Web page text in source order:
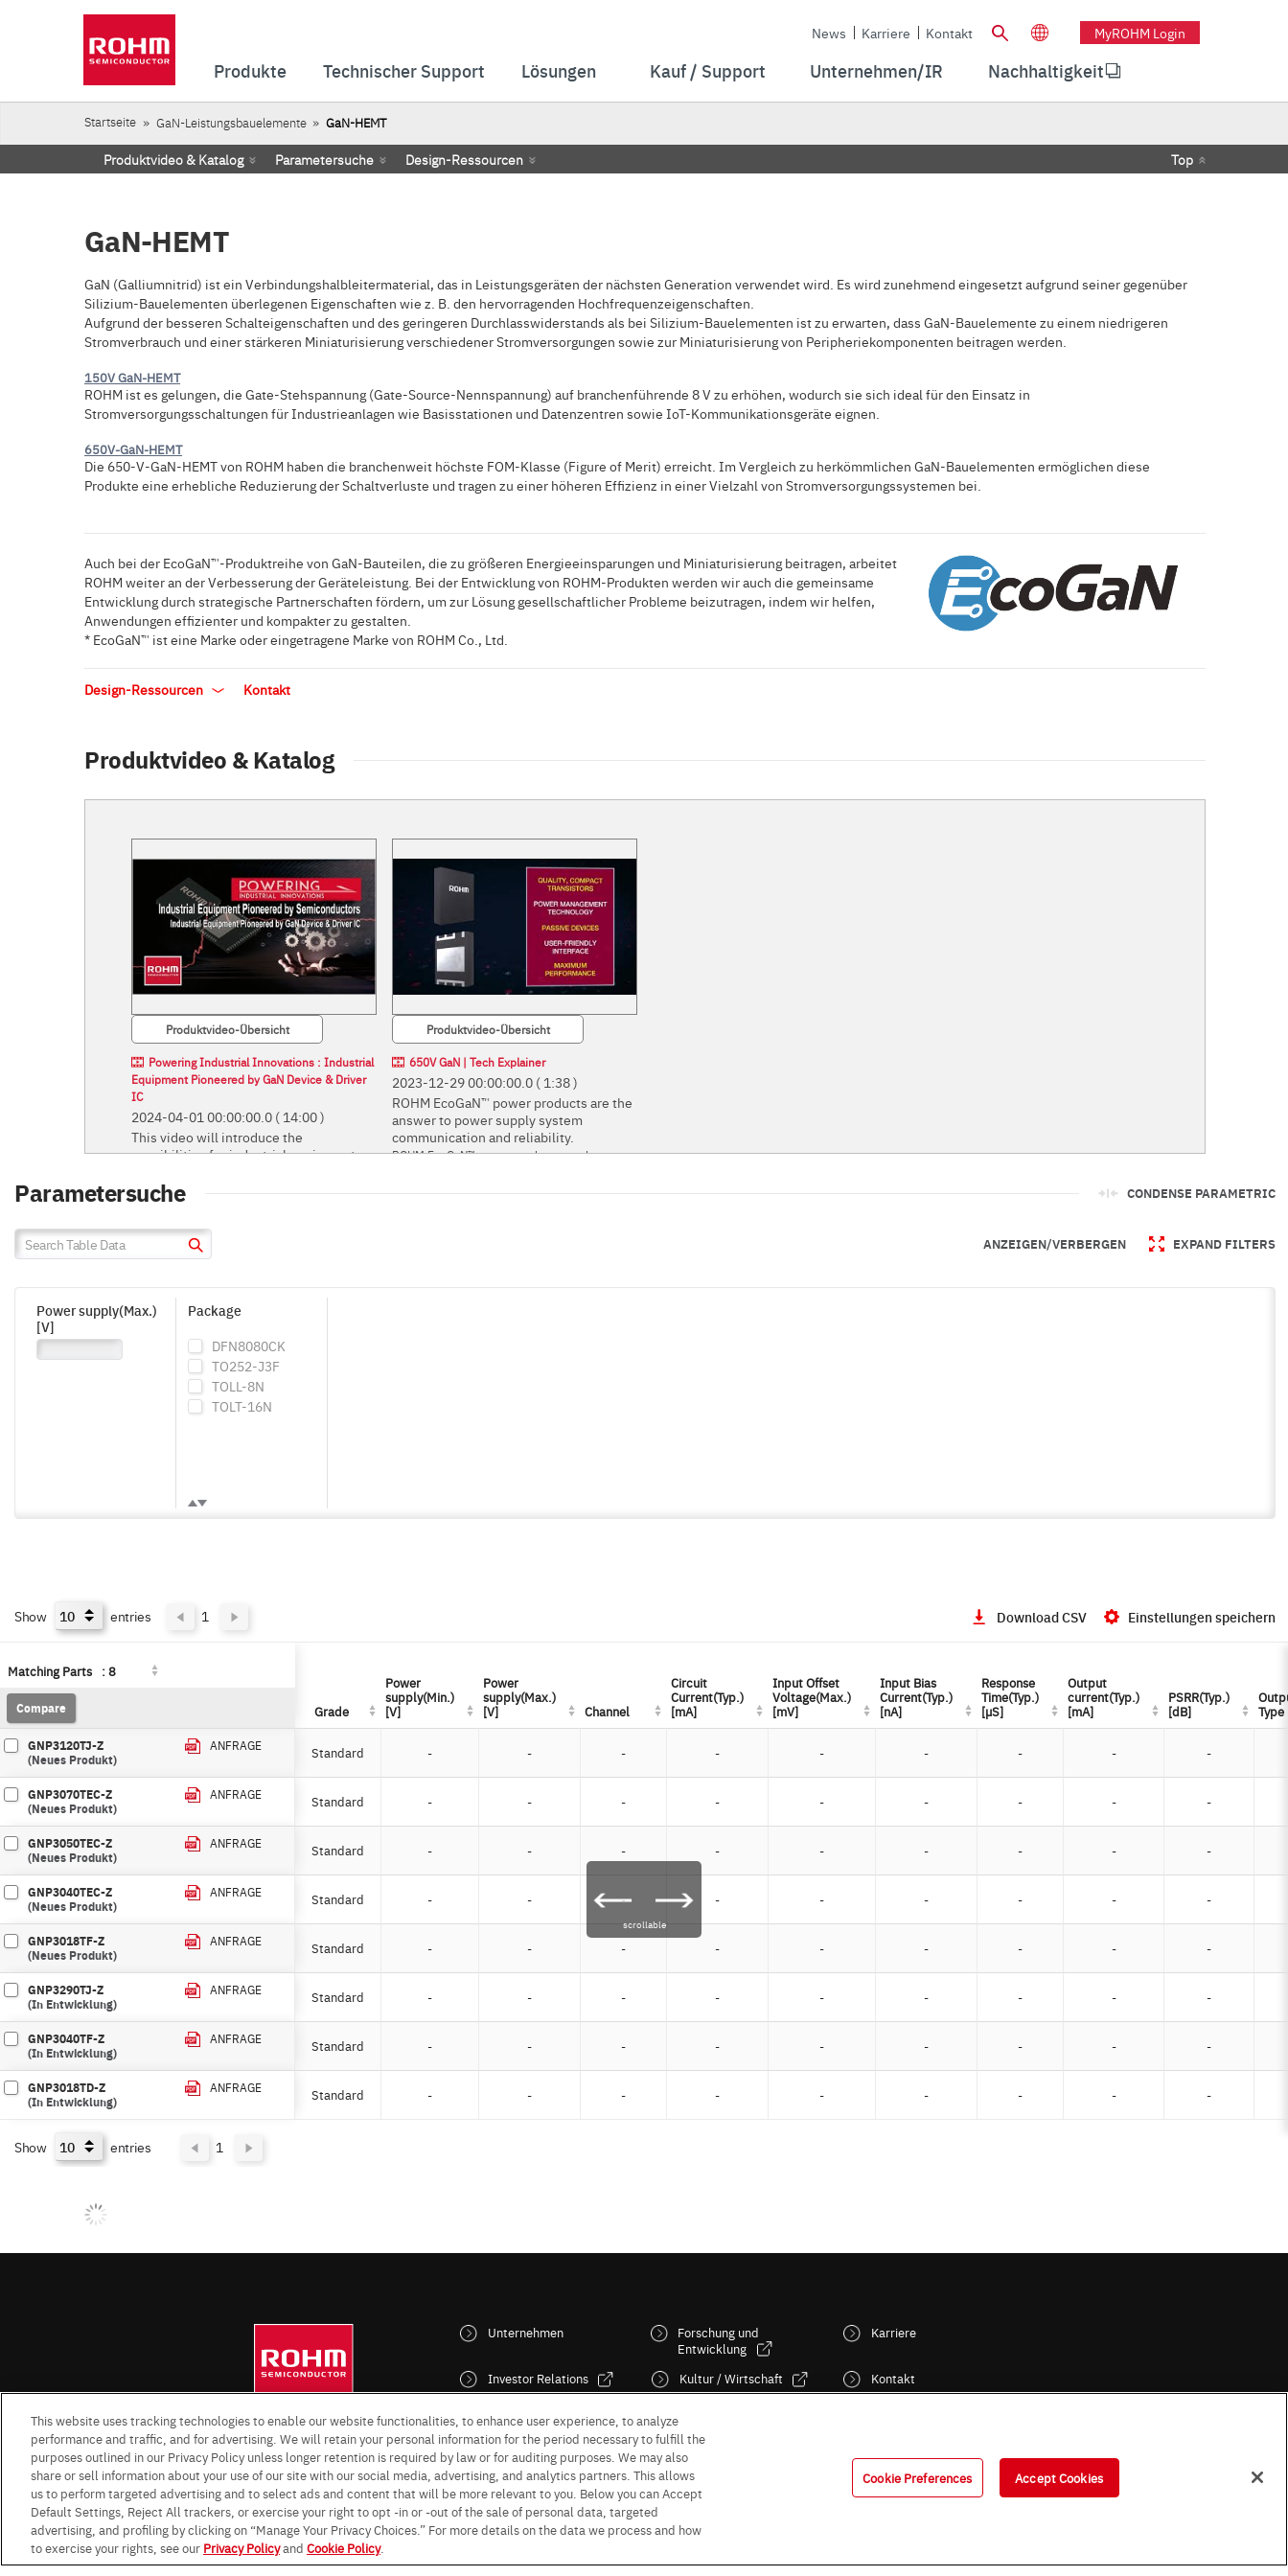
News Karriere Kontakt MyROHM Login
Produkte Technischer Support Lösungen Kauf / Support Unternehmen/IR Nachhaltigkeit
Startseite GaN-Leistungsbauelemente GaN-HEMT
Produktvideo & Katalog Parametersuche Design-Ressourcen Top
GaN-HEMT
GaN (Galliumnitrid) ist ein Verbindungshalbleitermaterial, das in Leistungsgeräten der nächsten Generation verwendet wird. Es wird zunehmend eingesetzt aufgrund seiner gegenüber
Silizium-Bauelementen überlegenen Eigenschaften wie z. B. den hervorragenden Hochfrequenzeigenschaften.
Aufgrund der besseren Schalteigenschaften und des geringeren Durchlasswiderstands als bei Silizium-Bauelementen ist zu erwarten, dass GaN-Bauelemente zu einem niedrigeren
Stromverbrauch und einer stärkeren Miniaturisierung verschiedener Stromversorgungen sowie zur Miniaturisierung von Peripheriekomponenten beitragen werden.
150V GaN-HEMT
ROHM ist es gelungen, die Gate-Stehspannung (Gate-Source-Nennspannung) auf branchenführende 8 V zu erhöhen, wodurch sie sich ideal für den Einsatz in
Stromversorgungsschaltungen für Industrieanlagen wie Basisstationen und Datenzentren sowie IoT-Kommunikationsgeräte eignen.
650V-GaN-HEMT
Die 650-V-GaN-HEMT von ROHM haben die branchenweit höchste FOM-Klasse (Figure of Merit) erreicht. Im Vergleich zu herkömmlichen GaN-Bauelementen ermöglichen diese
Produkte eine erhebliche Reduzierung der Schaltverluste und tragen zu einer höheren Effizienz in einer Vielzahl von Stromversorgungssystemen bei.
Auch bei der EcoGaN™-Produktreihe von GaN-Bauteilen, die zu größeren Energieeinsparungen und Miniaturisierung beitragen, arbeitet
ROHM weiter an der Verbesserung der Geräteleistung. Bei der Entwicklung von ROHM-Produkten werden wir auch die gemeinsame
Entwicklung durch strategische Partnerschaften fördern, um zur Lösung gesellschaftlicher Probleme beizutragen, indem wir helfen,
Anwendungen effizienter und kompakter zu gestalten.
* EcoGaN™ ist eine Marke oder eingetragene Marke von ROHM Co., Ltd.
Design-Ressourcen Kontakt
Produktvideo & Katalog
Produktvideo-Übersicht
Powering Industrial Innovations : Industrial
Equipment Pioneered by GaN Device & Driver
IC
2024-04-01 00:00:00.0 ( 14:00 )
This video will introduce the
possibilities for industrial equipment.
This video will introduce the possibilities for
industrial equipment.
Saving Energy in Industrial
Inverters
Produktvideo-Übersicht
650V GaN | Tech Explainer
2023-12-29 00:00:00.0 ( 1:38 )
ROHM EcoGaN™ power products are the
answer to power supply system
communication and reliability.
ROHM EcoGaN™ power products are the
Parametersuche CONDENSE PARAMETRIC
ANZEIGEN/VERBERGEN EXPAND FILTERS
Power supply(Max.)
[V]
Package
DFN8080CK
TO252-J3F
TOLL-8N
TOLT-16N
Show entries 1 Download CSV Einstellungen speichern
Matching Parts :8
Compare Grade
Power
supply(Min.)
[V]
Power
supply(Max.)
[V]
Channel
Circuit
Current(Typ.)
[mA]
Input Offset
Voltage(Max.)
[mV]
Input Bias
Current(Typ.)
[nA]
Response
Time(Typ.)
[µS]
Output
current(Typ.)
[mA]
PSRR(Typ.)
[dB]
Type
GNP3120TJ-Z
(Neues Produkt)
ANFRAGE Standard - - - - - - - - -
GNP3070TEC-Z
(Neues Produkt)
ANFRAGE Standard - - - - - - - - -
GNP3050TEC-Z
(Neues Produkt)
ANFRAGE Standard - - - - - - - - -
GNP3040TEC-Z
(Neues Produkt)
ANFRAGE Standard - - - - - - - - -
GNP3018TF-Z
(Neues Produkt)
ANFRAGE Standard - - - - - - - - -
GNP3290TJ-Z
(In Entwicklung)
ANFRAGE Standard - - - - - - - - -
GNP3040TF-Z
(In Entwicklung)
ANFRAGE Standard - - - - - - - - -
GNP3018TD-Z
(In Entwicklung)
ANFRAGE Standard - - - - - - - - -
Matching Parts :8
Compare Grade
Power
supply(Min.)
[V]
Power
supply(Max.)
[V]
Channel
Circuit
Current(Typ.)
[mA]
Input Offset
Voltage(Max.)
[mV]
Input Bias
Current(Typ.)
[nA]
Response
Time(Typ.)
[µS]
Output
current(Typ.)
[mA]
PSRR(Typ.)
[dB]
Type
scrollable
Show entries 1
Unternehmen
Investor Relations
Forschung und
Entwicklung
Kultur / Wirtschaft
Karriere
Kontakt
Follow Us
This website uses tracking technologies to enable our website functionalities, to enhance user experience, to analyze
performance and traffic, and for advertising. We will retain your personal information for the period necessary to fulfill the
purposes outlined in our Privacy Policy unless longer retention is required by law or for auditing purposes. We may also
share or sell information about your use of our site with our social media, advertising, and analytics partners. This allows
us to perform targeted advertising and to select ads and content that will be more relevant to you. Below you can Accept
Default Settings, Reject All trackers, or exercise your right to opt -in or -out of the sale of personal data, targeted
advertising, and profiling by clicking on “Manage Your Privacy Choices.” For more details on the data we process and how
to exercise your rights, see our Privacy Policyand Cookie Policy.
Cookie Preferences Accept Cookies